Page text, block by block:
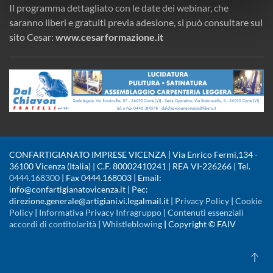
Il programma dettagliato con le date dei webinar, che
saranno liberi e gratuiti previa adesione, si può consultare sul
sito Cesar: www.cesarformazione.it
CONFARTIGIANATO IMPRESE VICENZA | Via Enrico Fermi,134 -
36100 Vicenza (Italia) | C.F. 80002410241 | REA VI-226266 | Tel.
0444.168300 | Fax 0444.168003 | Email:
info@confartigianatovicenza.it | Pec:
direzione.generale@artigiani.vi.legalmail.it | Privacy Policy | Cookie
Policy | Informativa Privacy Infragruppo | Contenuti essenziali
accordi di contitolarità | Whistleblowing | Copyright © FAIV